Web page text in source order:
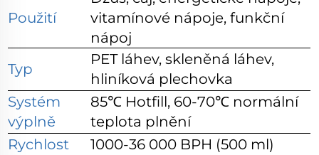
Použití
vitamínové nápoje, funkční
nápoj
Typ
PET láhev, skleněná láhev,
hliníková plechovka
Systém
výplně
85℃ Hotfill, 60-70℃ normální
teplota plnění
Rychlost
1000-36 000 BPH (500 ml)